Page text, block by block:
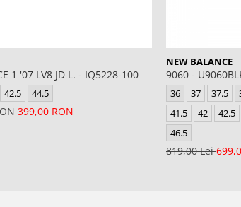
1 '07 LV8 JD L. - IQ5228-100
42.5 44.5
399,00 RON
NEW BALANCE
9060 -
36 37 37.5
41.5
42 42.5
46.5
819,00 Lei